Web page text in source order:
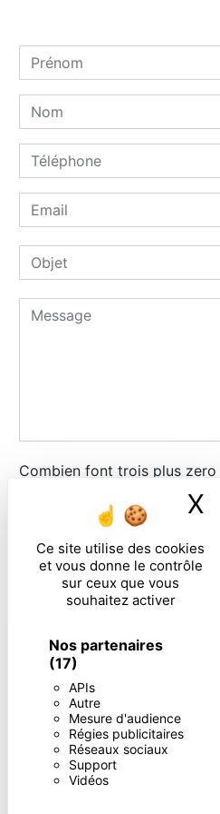
Ce site utilise des cookies
et vous donne le contrôle
sur ceux que vous
souhaitez activer
Nos partenaires
(17)
APIs
Autre
Mesure d'audience
Régies publicitaires
Réseaux sociaux
Support
Vidéos
X
Combien font trois plus zero
En cochant cette case,
particulières ci-dessous **
** Les données personnelles
fins de vous contacter. Elles sont
sous-traitants. Vous disposez de
d’effacement, de portabilité, de
votre consentement à tout moment
réclamation auprès d’une autorité
le sort de vos données post-
droits par voie postale ou par
d'identité pourra vous être
pendant la période de prise de